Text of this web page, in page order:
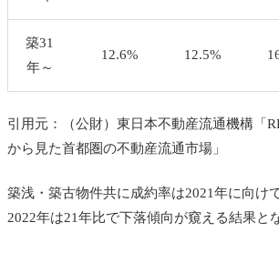
築31
年～
12.6% 12.5%
引用元：（公財）東日本不動産流通機構「
から見た首都圏の不動産流通市場」
築浅・築古物件共に成約率は2021年に向け
2022年は21年比で下落傾向が窺える結果と